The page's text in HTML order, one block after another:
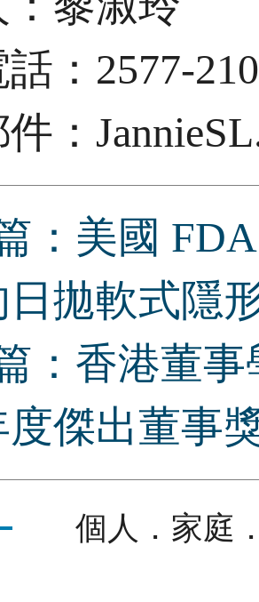
：2577-
：
：美國
拋軟式隱
：香港董
度傑出董事
個人．家庭